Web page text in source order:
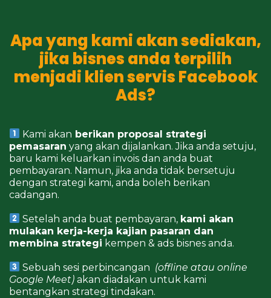
Apa yang kami akan sediakan,
jika bisnes anda terpilih
menjadi klien servis Facebook
Ads?
Kami akan berikan proposal strategi
pemasaran yang akan dijalankan. Jika anda setuju,
baru kami keluarkan invois dan anda buat
pembayaran. Namun, jika anda tidak bersetuju
dengan strategi kami, anda boleh berikan
cadangan.
Setelah anda buat pembayaran, kami akan
mulakan kerja-kerja kajian pasaran dan
membina strategi kempen & ads bisnes anda.
Sebuah sesi perbincangan (offline atau online
Google Meet) akan diadakan untuk kami
bentangkan strategi tindakan.